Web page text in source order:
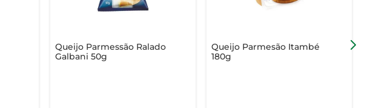
Queijo Parmessão Ralado
Galbani 50g
Queijo Parmesão Itambé
180g